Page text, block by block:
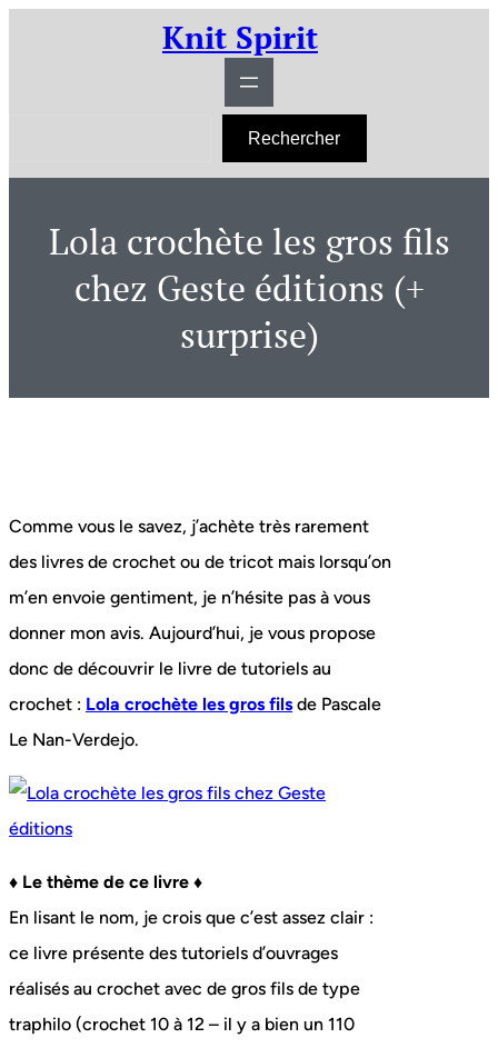
Knit Spirit
h
Rechercher
Lola crochète les gros fils
chez Geste éditions (+
surprise)
Comme vous le savez, j’achète très rarement
des livres de crochet ou de tricot mais lorsqu’on
m’en envoie gentiment, je n’hésite pas à vous
donner mon avis. Aujourd’hui, je vous propose
donc de découvrir le livre de tutoriels au
crochet : Lola crochète les gros fils de Pascale
Le Nan-Verdejo.
♦ Le thème de ce livre ♦
En lisant le nom, je crois que c’est assez clair :
ce livre présente des tutoriels d’ouvrages
réalisés au crochet avec de gros fils de type
traphilo (crochet 10 à 12 – il y a bien un 110